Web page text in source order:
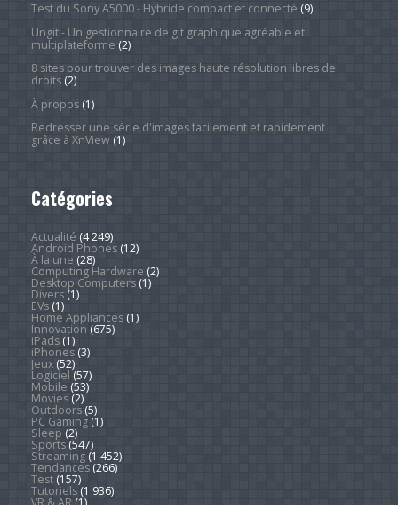
Test du Sony A5000 - Hybride compact et connecté (9)
Ungit - Un gestionnaire de git graphique agréable et
multiplateforme (2)
8 sites pour trouver des images haute résolution libres de
droits(2)
À propos(1)
Redresser une série d'images facilement et rapidement
grâce à XnView(1)
Catégories
Actualité (4 249)
Android Phones(12)
À la une (28)
Computing Hardware (2)
Desktop Computers(1)
Divers(1)
EVs(1)
Home Appliances(1)
Innovation (675)
iPads(1)
iPhones(3)
Jeux(52)
Logiciel (57)
Mobile (53)
Movies(2)
Outdoors(5)
PC Gaming(1)
Sleep (2)
Sports(547)
Streaming(1 452)
Tendances(266)
Test(157)
Tutoriels(1 936)
VR & AR(1)